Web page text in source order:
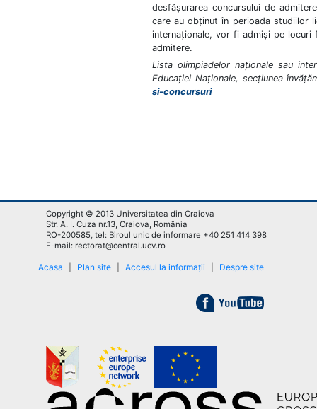
desfăşurarea concursului de
care au obţinut în perioada studiilor
internaţionale, vor fi admişi pe locuri
admitere.
Lista olimpiadelor naţionale sau
Educaţiei Naţionale, secţiunea
si-concursuri
Copyright © 2013 Universitatea din Craiova
Str. A. I. Cuza nr.13, Craiova, România
RO-200585, tel: Biroul unic de informare +40 251 414 398
E-mail: rectorat@central.ucv.ro
Acasa Plan site Accesul la informații Despre site